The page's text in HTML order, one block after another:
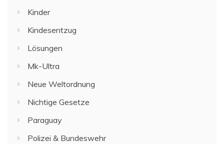
Kinder
Kindesentzug
Lösungen
Mk-Ultra
Neue Weltordnung
Nichtige Gesetze
Paraguay
Polizei & Bundeswehr